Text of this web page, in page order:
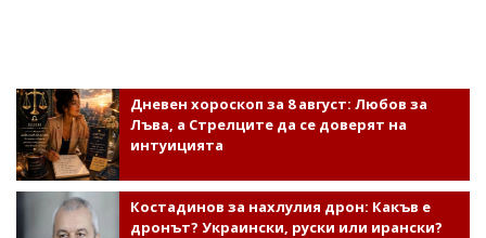
Дневен хороскоп за 8 август: Любов за
Лъва, а Стрелците да се доверят на
интуицията
Костадинов за нахлулия дрон: Какъв е
дронът? Украински, руски или ирански?